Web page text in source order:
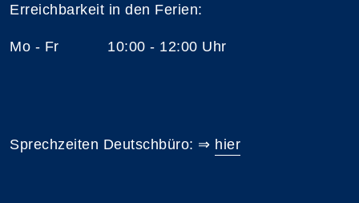
Erreichbarkeit in den Ferien:
Mo - Fr 10:00 - 12:00 Uhr
Sprechzeiten Deutschbüro: ⇒ hier